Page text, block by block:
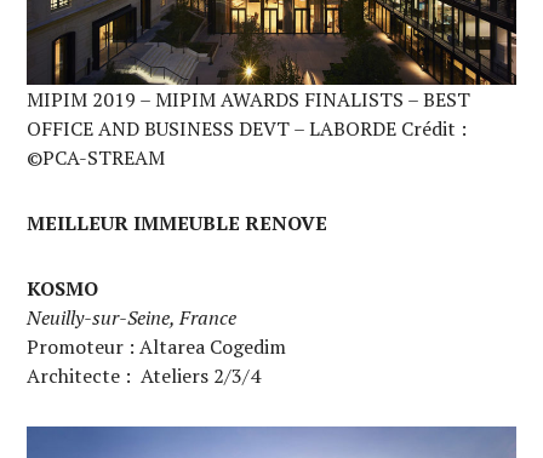
MIPIM 2019 – MIPIM AWARDS FINALISTS – BEST
OFFICE AND BUSINESS DEVT – LABORDE Crédit :
©PCA-STREAM
MEILLEUR IMMEUBLE RENOVE
KOSMO
Neuilly-sur-Seine, France
Promoteur : Altarea Cogedim
Architecte : Ateliers 2/3/4